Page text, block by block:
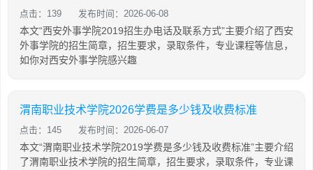
点击：139 发布时间：2026-06-08
本文“西安外事学院2019招生办电话及联系方式”主要介绍了西安
外事学院的招生简章，招生要求，录取条件，专业课程等信息，
如你对西安外事学院感兴趣
渭南职业技术学院2026学费是多少钱及收费标准
点击：145 发布时间：2026-06-07
本文“渭南职业技术学院2019学费是多少钱及收费标准”主要介绍
了渭南职业技术学院的招生简章，招生要求，录取条件，专业课